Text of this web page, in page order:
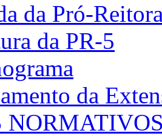
da Pró-
da PR-5
da